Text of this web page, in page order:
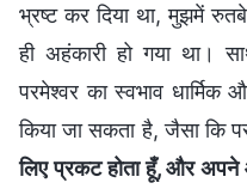
भ्रष्ट कर दिया था, मुझमें
ही अहंकारी हो गया था।
परमेश्वर का स्वभाव
किया जा सकता है, जैसा कि
लिए प्रकट होता हूँ, और अपने